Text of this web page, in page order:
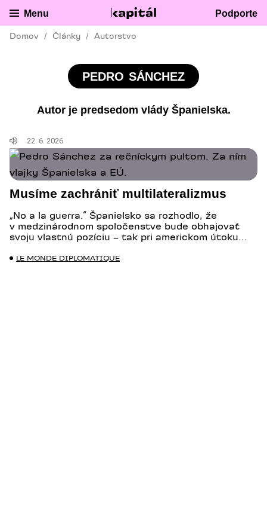
Kapitál
Menu Podporte
Domov Články Autorstvo
PEDRO SÁNCHEZ
Autor je predsedom vlády Španielska.
Obsahuje audio verziu
22. 6. 2026
Musíme zachrániť multilateralizmus
„No a la guerra.“ Španielsko sa rozhodlo, že
v medzinárodnom spoločenstve bude obhajovať
svoju vlastnú pozíciu – tak pri americkom útoku...
LE MONDE DIPLOMATIQUE